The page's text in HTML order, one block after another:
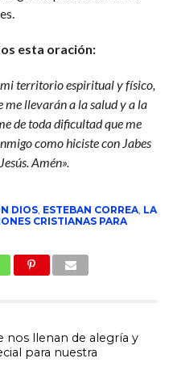
esta oración:
mi territorio espiritual y físico,
me llevarán a la salud y a la
de toda dificultad que me
como hiciste con Jabes
Amén».
DIOS, ESTEBAN CORREA, LA
CRISTIANAS PARA
nos llenan de alegría y
para nuestra